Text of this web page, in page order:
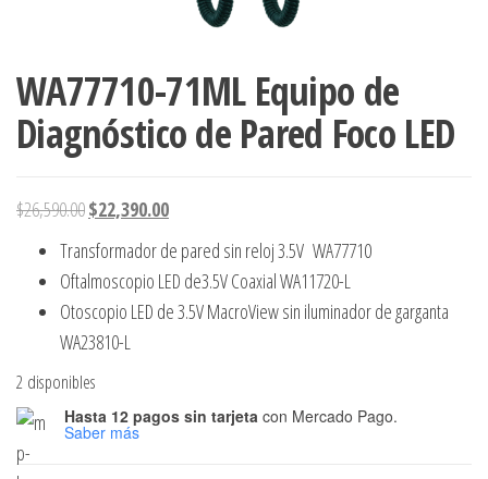
WA77710-71ML Equipo de
Diagnóstico de Pared Foco LED
$26,590.00$22,390.00
Transformador de pared sin reloj 3.5V WA77710
Oftalmoscopio LED de3.5V Coaxial WA11720-L
Otoscopio LED de 3.5V MacroView sin iluminador de garganta
WA23810-L
2 disponibles
Hasta 12 pagos sin tarjeta con Mercado Pago.
Saber más